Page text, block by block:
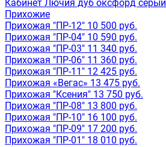
Кабинет Лючия дуб оксфорд серый
Прихожие
Прихожая "ПР-12" 10 500 руб.
Прихожая "ПР-04" 10 590 руб.
Прихожая "ПР-03" 11 340 руб.
Прихожая "ПР-06" 11 360 руб.
Прихожая "ПР-11" 12 425 руб.
Прихожая «Вегас» 13 475 руб.
Прихожая "Ксения" 13 750 руб.
Прихожая "ПР-08" 13 800 руб.
Прихожая "ПР-10" 16 100 руб.
Прихожая "ПР-09" 17 200 руб.
Прихожая "ПР-01" 18 010 руб.